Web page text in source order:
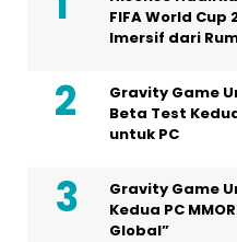
FIFA World
Imersif dari
Gravity Game
Beta Test
untuk PC
Gravity Game
Kedua PC
Global”